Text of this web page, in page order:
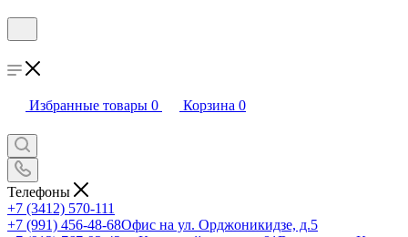
Избранные товары 0 Корзина 0
Телефоны
+7 (3412) 570-111
+7 (991) 456-48-68Офис на ул. Орджоникидзе, д.5